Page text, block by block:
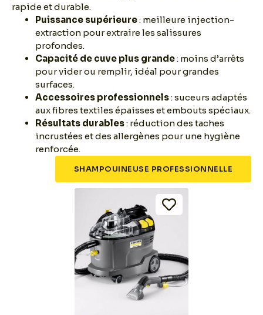
rapide et durable.
Puissance supérieure: meilleure injection-
extraction pour extraire les salissures
profondes.
Capacité de cuve plus grande: moins d’arrêts
pour vider ou remplir, idéal pour grandes
surfaces.
Accessoires professionnels: suceurs adaptés
aux fibres textiles épaisses et embouts spéciaux.
Résultats durables: réduction des taches
incrustées et des allergènes pour une hygiène
renforcée.
SHAMPOUINEUSE PROFESSIONNELLE